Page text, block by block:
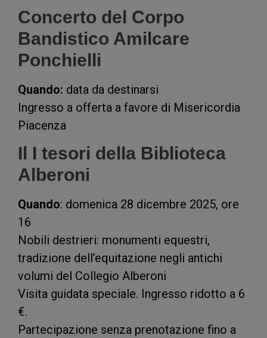
Concerto del Corpo
Bandistico Amilcare
Ponchielli
Quando: data da destinarsi
Ingresso a offerta a favore di Misericordia
Piacenza
Il I tesori della Biblioteca
Alberoni
Quando: domenica 28 dicembre 2025, ore
16
Nobili destrieri: monumenti equestri,
tradizione dell’equitazione negli antichi
volumi del Collegio Alberoni
Visita guidata speciale. Ingresso ridotto a 6
€.
Partecipazione senza prenotazione fino a